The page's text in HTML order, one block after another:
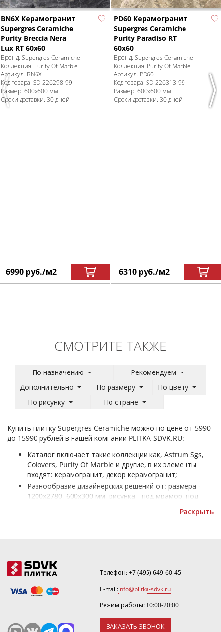
Previous
BN6X Керамогранит
Supergres Ceramiche
Purity Breccia Nera
Lux RT 60x60
Бренд: Supergres Ceramiche
Коллекция: Purity Of Marble
Артикул: BN6X
Код товара: SD-226298-99
Размер: 600x600 мм
Сроки доставки: 30 дней
6990 руб./м2
PD60 Керамогранит
Supergres Ceramiche
Purity Paradiso RT
60x60
Бренд: Supergres Ceramiche
Коллекция: Purity Of Marble
Артикул: PD60
Код товара: SD-226313-99
Размер: 600x600 мм
Сроки доставки: 30 дней
6310 руб./м2
СМОТРИТЕ ТАКЖЕ
По назначению
Рекомендуем
Дополнительно
По размеру
По цвету
По рисунку
По стране
Купить плитку Supergres Ceramiche можно по цене от 5990
до 15990 рублей в нашей компании PLITKA-SDVK.RU:
Каталог включает такие коллекции как, Astrum Sgs,
Colovers, Purity Of Marble и другие, в их элементы
входят: керамогранит, декор керамогранит;
Разнообразие дизайнерских решений от: размера -
1200x2780, 600x300 мм, рисунка - под мрамор, под
стиля - модерн поможет сделать качественный
Ассортимент продукции доступен к покупке и
доставке по Москве, а также в другие регионы.
Раскрыть
Телефон:+7 (495) 649-60-45
E-mail:info@plitka-sdvk.ru
Режим работы: 10:00-20:00
ЗАКАЗАТЬ ЗВОНОК